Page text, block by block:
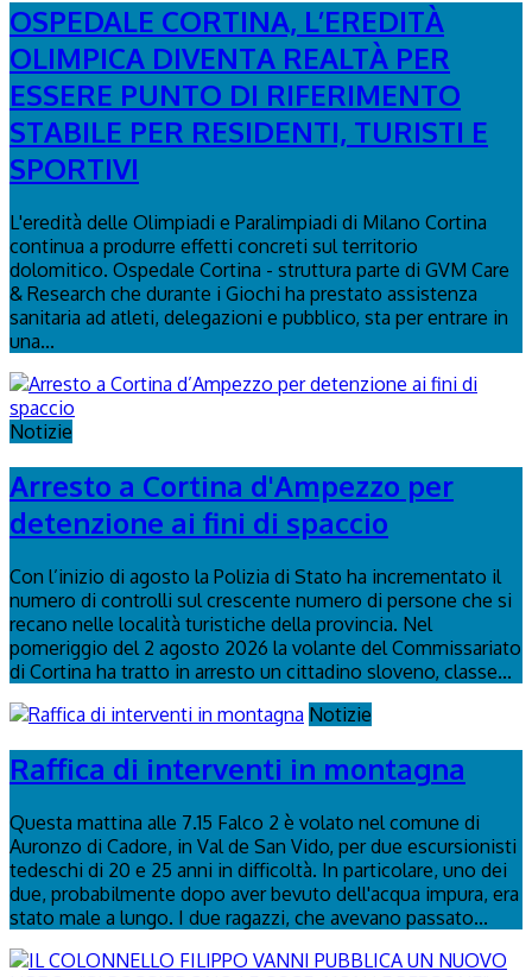
OSPEDALE CORTINA, L’EREDITÀ
OLIMPICA DIVENTA REALTÀ PER
ESSERE PUNTO DI RIFERIMENTO
STABILE PER RESIDENTI, TURISTI E
SPORTIVI
L'eredità delle Olimpiadi e Paralimpiadi di Milano Cortina
continua a produrre effetti concreti sul territorio
dolomitico. Ospedale Cortina - struttura parte di GVM Care
& Research che durante i Giochi ha prestato assistenza
sanitaria ad atleti, delegazioni e pubblico, sta per entrare in
una...
Notizie
Arresto a Cortina d'Ampezzo per
detenzione ai fini di spaccio
Con l’inizio di agosto la Polizia di Stato ha incrementato il
numero di controlli sul crescente numero di persone che si
recano nelle località turistiche della provincia. Nel
pomeriggio del 2 agosto 2026 la volante del Commissariato
di Cortina ha tratto in arresto un cittadino sloveno, classe...
Notizie
Raffica di interventi in montagna
Questa mattina alle 7.15 Falco 2 è volato nel comune di
Auronzo di Cadore, in Val de San Vido, per due escursionisti
tedeschi di 20 e 25 anni in difficoltà. In particolare, uno dei
due, probabilmente dopo aver bevuto dell'acqua impura, era
stato male a lungo. I due ragazzi, che avevano passato...